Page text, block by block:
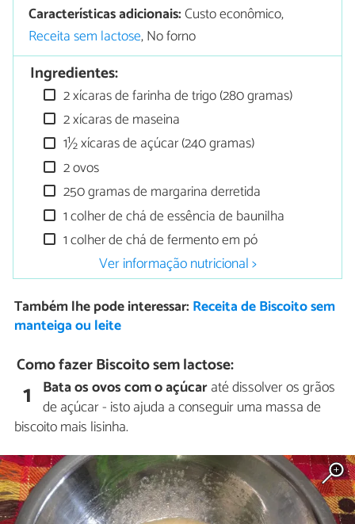
Características adicionais:Custo econômico,
Receita sem lactose, No forno
Ingredientes:
2 xícaras de farinha de trigo (280 gramas)
2 xícaras de maseina
1½ xícaras de açúcar (240 gramas)
2 ovos
250 gramas de margarina derretida
1 colher de chá de essência de baunilha
1 colher de chá de fermento em pó
Ver informação nutricional >
Também lhe pode interessar: Receita de Biscoito sem
manteiga ou leite
Como fazer Biscoito sem lactose:
1 Bata os ovos com o açúcaraté dissolver os grãos
de açúcar - isto ajuda a conseguir uma massa de
biscoito mais lisinha.